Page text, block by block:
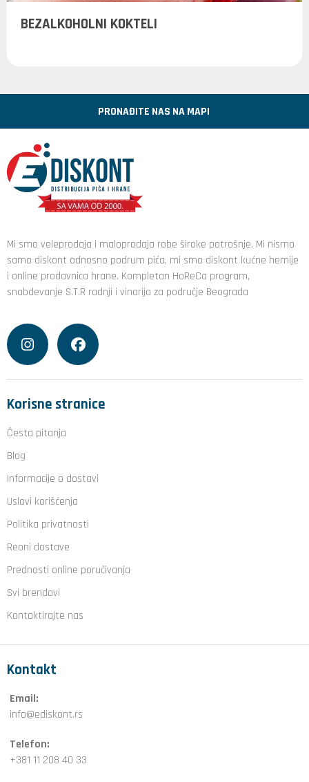
BEZALKOHOLNI KOKTELI
PRONAĐITE NAS NA MAPI
Mi smo veleprodaja i maloprodaja robe široke potrošnje. Mi nismo
samo diskont odnosno podrum pića, mi smo diskont kućne hemije
i online prodavnica hrane. Kompletan HoReCa program,
snabdevanje S.T.R radnji i vinarija za područje Beograda
Korisne stranice
Česta pitanja
Blog
Informacije o dostavi
Uslovi korišćenja
Politika privatnosti
Reoni dostave
Prednosti online poručivanja
Svi brendovi
Kontaktirajte nas
Kontakt
Email:
info@ediskont.rs
Telefon:
+381 11 208 40 33